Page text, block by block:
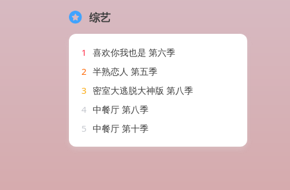
综艺
1
喜欢你我也是 第六季
2 半熟恋人 第五季
3 密室大逃脱大神版 第八季
4 中餐厅 第八季
5 中餐厅 第十季